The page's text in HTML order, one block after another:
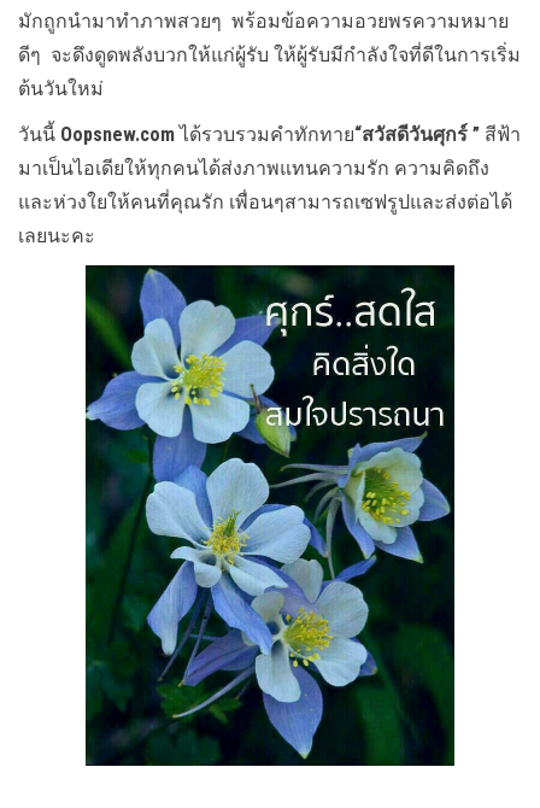
มักถูกนำมาทำภาพสวยๆ พร้อมข้อความอวยพรความหมาย
ดีๆ จะดึงดูดพลังบวกให้แก่ผู้รับ ให้ผู้รับมีกำลังใจที่ดีในการเริ่ม
ต้นวันใหม่
วันนี้ Oopsnew.comได้รวบรวมคำทักทาย“สวัสดีวันศุกร์ ” สีฟ้า
มาเป็นไอเดียให้ทุกคนได้ส่งภาพแทนความรัก ความคิดถึง
และห่วงใยให้คนที่คุณรัก เพื่อนๆสามารถเซฟรูปและส่งต่อได้
เลยนะคะ